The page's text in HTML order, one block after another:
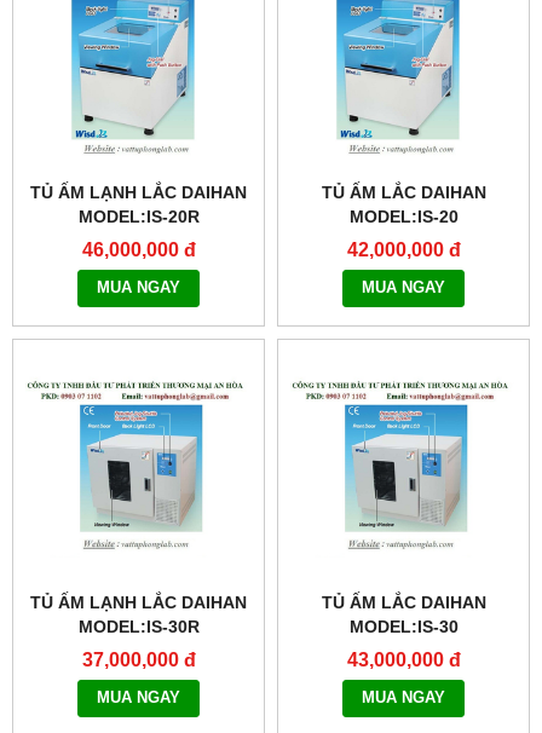
TỦ ẤM LẠNH LẮC DAIHAN
MODEL:IS-20R
46,000,000 đ
MUA NGAY
TỦ ẤM LẮC DAIHAN
MODEL:IS-20
42,000,000 đ
MUA NGAY
TỦ ẤM LẠNH LẮC DAIHAN
MODEL:IS-30R
37,000,000 đ
MUA NGAY
TỦ ẤM LẮC DAIHAN
MODEL:IS-30
43,000,000 đ
MUA NGAY